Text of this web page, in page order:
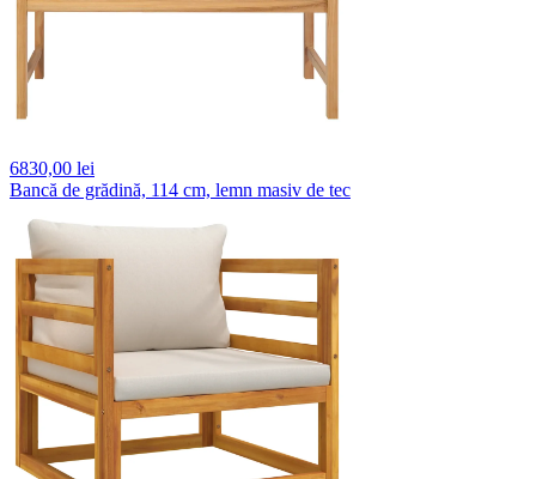
6830,00 lei
Bancă de grădină, 114 cm, lemn masiv de tec